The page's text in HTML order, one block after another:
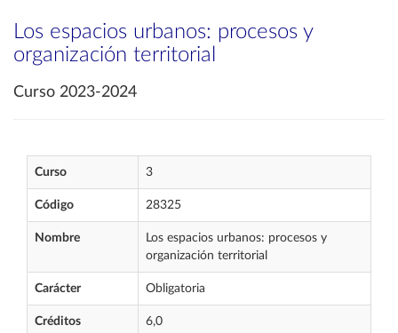
Los espacios urbanos: procesos y
organización territorial
Curso 2023-2024
Curso 3
Código 28325
Nombre
Los espacios urbanos: procesos y
organización territorial
Carácter Obligatoria
Créditos 6,0